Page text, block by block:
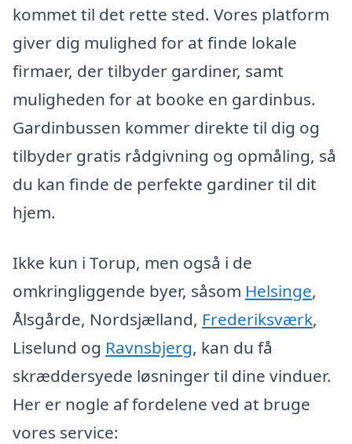
kommet til det rette sted. Vores platform
giver dig mulighed for at finde lokale
firmaer, der tilbyder gardiner, samt
muligheden for at booke en gardinbus.
Gardinbussen kommer direkte til dig og
tilbyder gratis rådgivning og opmåling, så
du kan finde de perfekte gardiner til dit
hjem.
Ikke kun i Torup, men også i de
omkringliggende byer, såsom Helsinge,
Ålsgårde, Nordsjælland, Frederiksværk,
Liselund og Ravnsbjerg, kan du få
skræddersyede løsninger til dine vinduer.
Her er nogle af fordelene ved at bruge
vores service: